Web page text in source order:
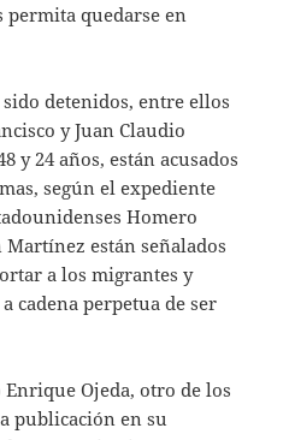
quedarse en
detenidos, entre ellos
y Juan Claudio
y 24 años, están acusados
según el expediente
Homero
están señalados
a los migrantes y
cadena perpetua de ser
Ojeda, otro de los
publicación en su